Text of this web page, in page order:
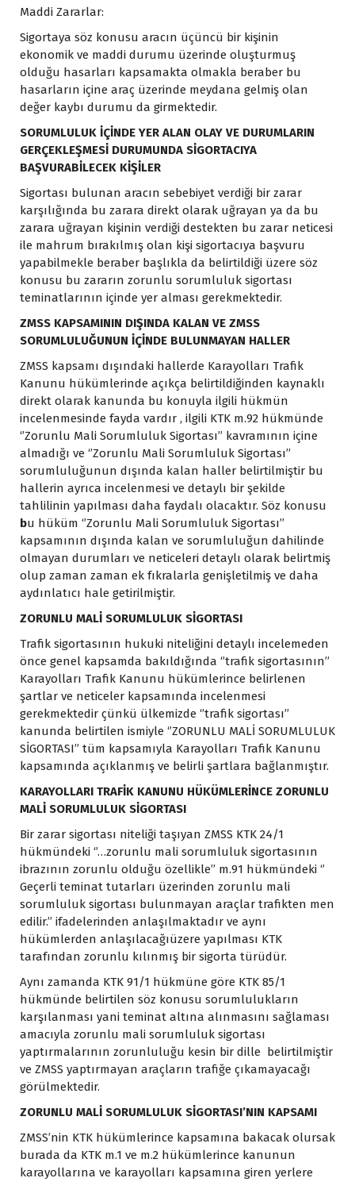
Maddi Zararlar:
Sigortaya söz konusu aracın üçüncü bir kişinin
ekonomik ve maddi durumu üzerinde oluşturmuş
olduğu hasarları kapsamakta olmakla beraber bu
hasarların içine araç üzerinde meydana gelmiş olan
değer kaybı durumu da girmektedir.
SORUMLULUK İÇİNDE YER ALAN OLAY VE DURUMLARIN
GERÇEKLEŞMESİ DURUMUNDA SİGORTACIYA
BAŞVURABİLECEK KİŞİLER
Sigortası bulunan aracın sebebiyet verdiği bir zarar
karşılığında bu zarara direkt olarak uğrayan ya da bu
zarara uğrayan kişinin verdiği destekten bu zarar neticesi
ile mahrum bırakılmış olan kişi sigortacıya başvuru
yapabilmekle beraber başlıkla da belirtildiği üzere söz
konusu bu zararın zorunlu sorumluluk sigortası
teminatlarının içinde yer alması gerekmektedir.
ZMSS KAPSAMININ DIŞINDA KALAN VE ZMSS
SORUMLULUĞUNUN İÇİNDE BULUNMAYAN HALLER
ZMSS kapsamı dışındaki hallerde Karayolları Trafik
Kanunu hükümlerinde açıkça belirtildiğinden kaynaklı
direkt olarak kanunda bu konuyla ilgili hükmün
incelenmesinde fayda vardır , ilgili KTK m.92 hükmünde
‘’Zorunlu Mali Sorumluluk Sigortası’’ kavramının içine
almadığı ve ‘’Zorunlu Mali Sorumluluk Sigortası’’
sorumluluğunun dışında kalan haller belirtilmiştir bu
hallerin ayrıca incelenmesi ve detaylı bir şekilde
tahlilinin yapılması daha faydalı olacaktır. Söz konusu
bu hüküm ‘’Zorunlu Mali Sorumluluk Sigortası’’
kapsamının dışında kalan ve sorumluluğun dahilinde
olmayan durumları ve neticeleri detaylı olarak belirtmiş
olup zaman zaman ek fıkralarla genişletilmiş ve daha
aydınlatıcı hale getirilmiştir.
ZORUNLU MALİ SORUMLULUK SİGORTASI
Trafik sigortasının hukuki niteliğini detaylı incelemeden
önce genel kapsamda bakıldığında ‘’trafik sigortasının’’
Karayolları Trafik Kanunu hükümlerince belirlenen
şartlar ve neticeler kapsamında incelenmesi
gerekmektedir çünkü ülkemizde ‘’trafik sigortası’’
kanunda belirtilen ismiyle ‘’ZORUNLU MALİ SORUMLULUK
SİGORTASI’’ tüm kapsamıyla Karayolları Trafik Kanunu
kapsamında açıklanmış ve belirli şartlara bağlanmıştır.
KARAYOLLARI TRAFİK KANUNU HÜKÜMLERİNCE ZORUNLU
MALİ SORUMLULUK SİGORTASI
Bir zarar sigortası niteliği taşıyan ZMSS KTK 24/1
hükmündeki ‘’…zorunlu mali sorumluluk sigortasının
ibrazının zorunlu olduğu özellikle’’ m.91 hükmündeki ‘’
Geçerli teminat tutarları üzerinden zorunlu mali
sorumluluk sigortası bulunmayan araçlar trafikten men
edilir.’’ ifadelerinden anlaşılmaktadır ve aynı
hükümlerden anlaşılacağıüzere yapılması KTK
tarafından zorunlu kılınmış bir sigorta türüdür.
Aynı zamanda KTK 91/1 hükmüne göre KTK 85/1
hükmünde belirtilen söz konusu sorumlulukların
karşılanması yani teminat altına alınmasını sağlaması
amacıyla zorunlu mali sorumluluk sigortası
yaptırmalarının zorunluluğu kesin bir dille belirtilmiştir
ve ZMSS yaptırmayan araçların trafiğe çıkamayacağı
görülmektedir.
ZORUNLU MALİ SORUMLULUK SİGORTASI’NIN KAPSAMI
ZMSS’nin KTK hükümlerince kapsamına bakacak olursak
burada da KTK m.1 ve m.2 hükümlerince kanunun
karayollarına ve karayolları kapsamına giren yerlere